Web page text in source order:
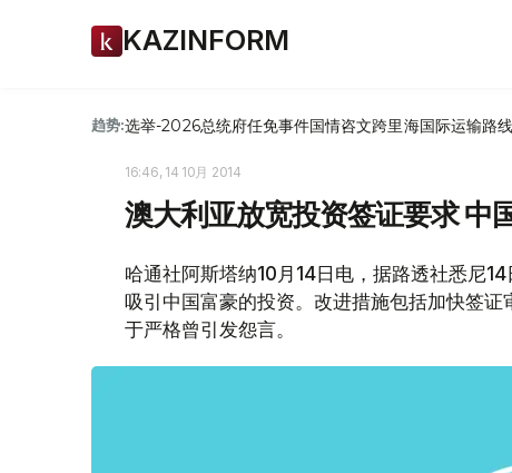
KAZINFORM
趋势:选举-2026总统府任免事件国情咨文跨里海国际运输路
16:46, 14 10月 2014
澳大利亚放宽投资签证要求 中
哈通社阿斯塔纳10月14日电，据路透社悉尼
吸引中国富豪的投资。改进措施包括加快签
于严格曾引发怨言。